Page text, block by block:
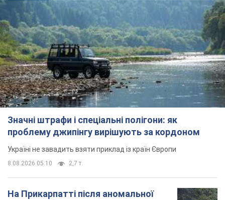
Значні штрафи і спеціальні полігони: як
проблему джипінгу вирішують за кордоном
Україні не завадить взяти приклад із країн Європи
8.08.2026 05:10 2,7 т.
На Прикарпатті після аномальної